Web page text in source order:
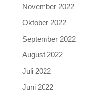
November 2022
Oktober 2022
September 2022
August 2022
Juli 2022
Juni 2022